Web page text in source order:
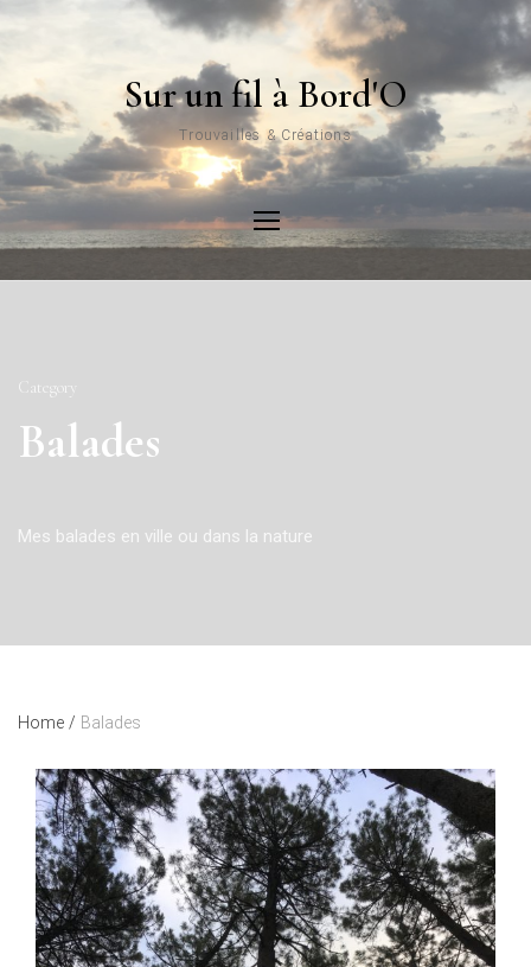
Sur un fil à Bord'O
Trouvailles & Créations
Category
Balades
Mes balades en ville ou dans la nature
Home / Balades